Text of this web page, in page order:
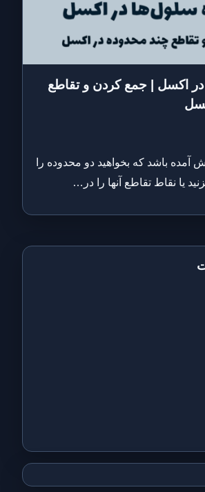
اکسل | جمع کردن و تقاطع
آمده باشد که بخواهید دو محدوده را
یا نقاط تقاطع آنها را در…